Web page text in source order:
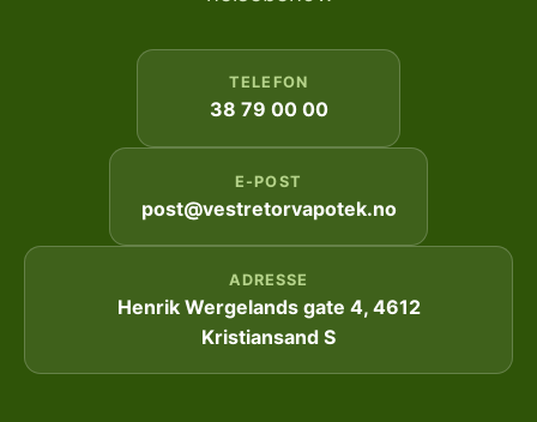
TELEFON
38 79 00 00
E-POST
post@vestretorvapotek.no
ADRESSE
Henrik Wergelands gate 4, 4612
Kristiansand S